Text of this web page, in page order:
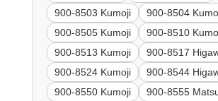
900-8503 Kumoji
900-8504
900-8505 Kumoji
900-8510
900-8513 Kumoji
900-8517
900-8524 Kumoji
900-8544
900-8550 Kumoji
900-8555